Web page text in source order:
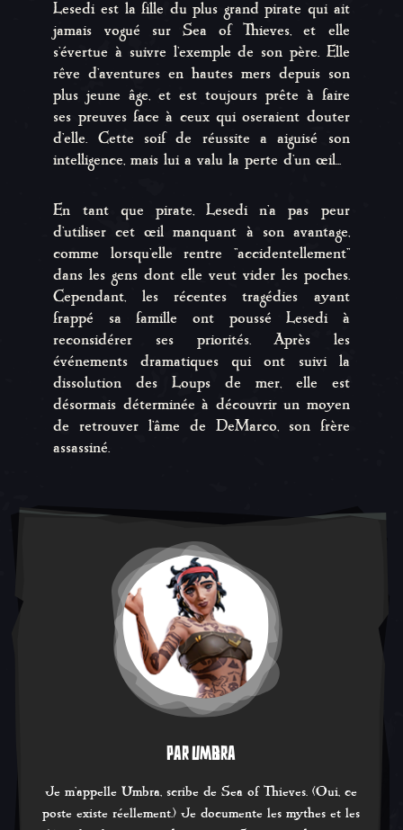
Lesedi est la fille du plus grand pirate qui ait
jamais vogué sur Sea of Thieves, et elle
s'évertue à suivre l'exemple de son père. Elle
rêve d'aventures en hautes mers depuis son
plus jeune âge, et est toujours prête à faire
ses preuves face à ceux qui oseraient douter
d'elle. Cette soif de réussite a aiguisé son
intelligence, mais lui a valu la perte d'un œil...
En tant que pirate, Lesedi n'a pas peur
d'utiliser cet œil manquant à son avantage,
comme lorsqu'elle rentre ''accidentellement''
dans les gens dont elle veut vider les poches.
Cependant, les récentes tragédies ayant
frappé sa famille ont poussé Lesedi à
reconsidérer ses priorités. Après les
événements dramatiques qui ont suivi la
dissolution des Loups de mer, elle est
désormais déterminée à découvrir un moyen
de retrouver l'âme de DeMarco, son frère
assassiné.
PAR UMBRA
Je m'appelle Umbra, scribe de Sea of Thieves. (Oui, ce
poste existe réellement.) Je documente les mythes et les